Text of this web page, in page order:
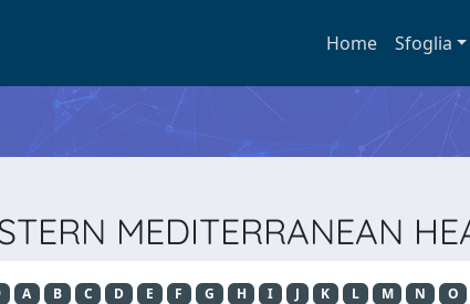
Home Sfoglia
MEDITERRANEAN
A B C D E F G H I J K L M N O